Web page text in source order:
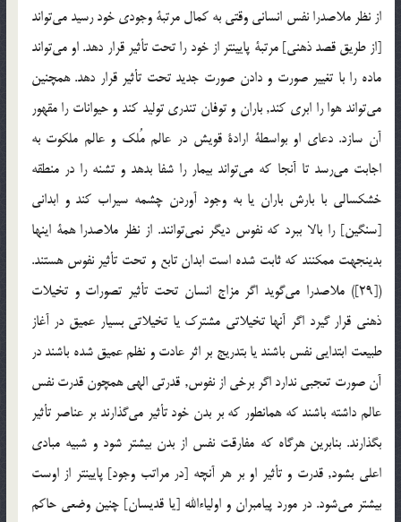
از نظر ملاصدرا نفس انسانی وقتی به کمال مرتبة وجودی خود رسيد می‌تواند
[از طريق قصد ذهنی] مرتبة پايينتر از خود را تحت تأثير قرار دهد. او مي‌تواند
ماده را با تغيير صورت و دادن صورت جديد تحت تأثير قرار دهد. همچنين
مي‌تواند هوا را ابری کند, باران و توفان تندری توليد کند و حيوانات را مقهور
آن سازد. دعای او بواسطة ارادة قويش در عالم مُلک و عالم ملکوت به
اجابت مي‌رسد تا آنجا که مي‌تواند بيمار را شفا بدهد و تشنه را در منطقه
خشکسالی با بارش باران يا به وجود آوردن چشمه سيراب کند و ابدانی
[سنگين] را بالا ببرد که نفوس ديگر نمي‌توانند. از نظر ملاصدرا همة اينها
بدينجهت ممکنند که ثابت شده است ابدان تابع و تحت تأثير نفوس هستند.
([29]) ملاصدرا مي‌گويد اگر مزاج انسان تحت تأثير تصورات و تخيلات
ذهنی قرار گيرد اگر آنها تخيلاتی مشترک يا تخيلاتی بسيار عميق در آغاز
طبيعت ابتدايی نفس باشند يا بتدريج بر اثر عادت و نظم عميق شده باشند در
آن صورت تعجبی ندارد اگر برخی از نفوس, قدرتی الهی همچون قدرت نفس
عالم داشته باشند که همانطور که بر بدن خود تأثير مي‌گذارند بر عناصر تأثير
بگذارند. بنابرين هرگاه که مفارقت نفس از بدن بيشتر شود و شبيه مبادی
اعلی بشود, قدرت و تأثير او بر هر آنچه [در مراتب وجود] پايينتر از اوست
بيشتر مي‌شود. در مورد پيامبران و اولياءالله [يا قديسان] چنين وضعی حاکم